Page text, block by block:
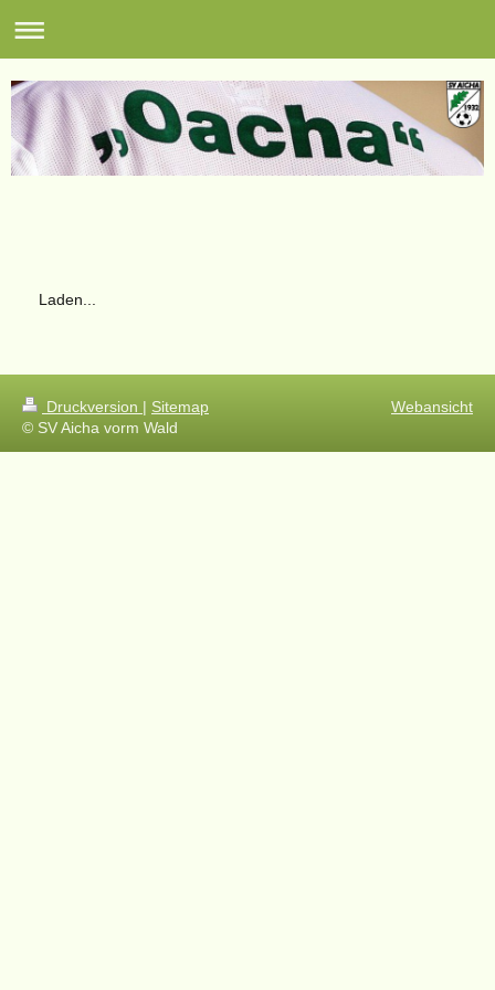
Laden...
Druckversion | Sitemap
© SV Aicha vorm Wald
Webansicht